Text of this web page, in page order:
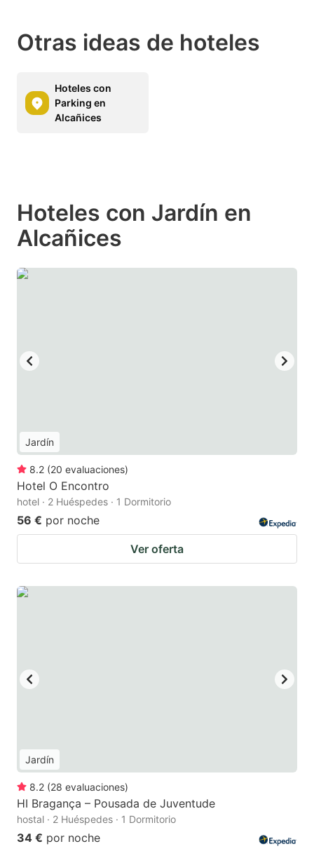
Otras ideas de hoteles
Hoteles con
Parking en
Alcañices
Hoteles con Jardín en
Alcañices
Jardín
8.2 (20 evaluaciones)
Hotel O Encontro
hotel · 2 Huéspedes · 1 Dormitorio
56 € por noche
Ver oferta
Jardín
8.2 (28 evaluaciones)
HI Bragança – Pousada de Juventude
hostal · 2 Huéspedes · 1 Dormitorio
34 € por noche